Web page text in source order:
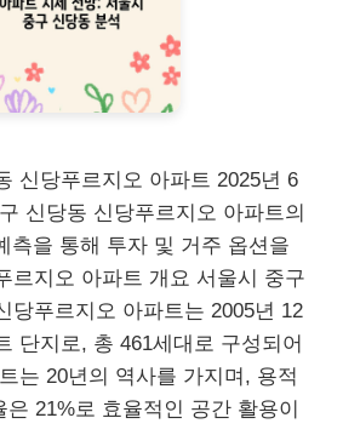
신당푸르지오 아파트 2025년 6
신당동 신당푸르지오 아파트의
측을 통해 투자 및 거주 옵션을
르지오 아파트 개요 서울시 중구
당푸르지오 아파트는 2005년 12
단지로, 총 461세대로 구성되어
는 20년의 역사를 가지며, 용적
은 21%로 효율적인 공간 활용이